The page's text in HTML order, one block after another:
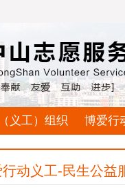
义工）组织 博爱行
动义工-民生公益